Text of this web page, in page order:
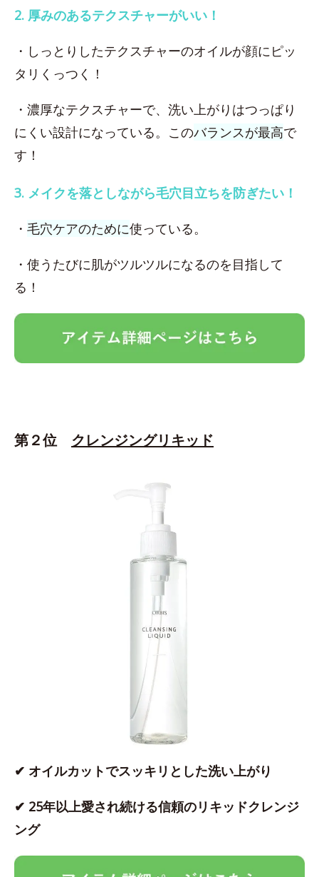
2. 厚みのあるテクスチャーがいい！
・しっとりしたテクスチャーのオイルが顔にピッ
タリくっつく！
・濃厚なテクスチャーで、洗い上がりはつっぱり
にくい設計になっている。このバランスが最高で
す！
3. メイクを落としながら毛穴目立ちを防ぎたい！
・ 毛穴ケアのために使っている。
・使うたびに肌がツルツルになるのを目指して
る！
第２位 クレンジングリキッド
✔ オイルカットでスッキリとした洗い上がり
✔ 25年以上愛され続ける信頼のリキッドクレンジ
ング